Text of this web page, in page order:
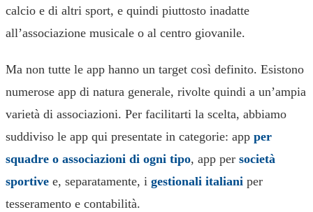
calcio e di altri sport, e quindi piuttosto inadatte
all’associazione musicale o al centro giovanile.
Ma non tutte le app hanno un target così definito. Esistono
numerose app di natura generale, rivolte quindi a un’ampia
varietà di associazioni. Per facilitarti la scelta, abbiamo
suddiviso le app qui presentate in categorie: app per
squadre o associazioni di ogni tipo, app per società
sportive e, separatamente, i gestionali italiani per
tesseramento e contabilità.